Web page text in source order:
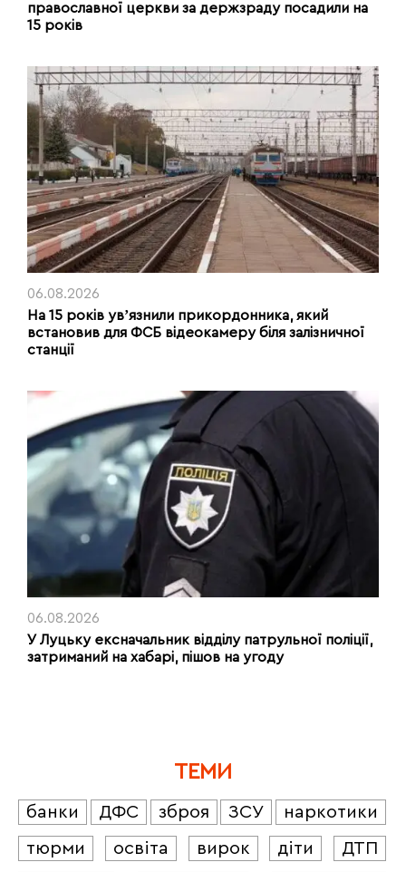
православної церкви за держзраду посадили на
15 років
06.08.2026
На 15 років увʼязнили прикордонника, який
встановив для ФСБ відеокамеру біля залізничної
станції
06.08.2026
У Луцьку ексначальник відділу патрульної поліції,
затриманий на хабарі, пішов на угоду
ТЕМИ
банки ДФС зброя ЗСУ
наркотики
тюрми
освіта вирок діти
ДТП